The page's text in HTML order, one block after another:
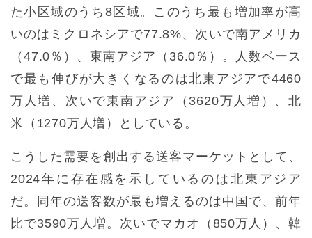
た小区域のうち8区域。このうち最も増加率が高
いのはミクロネシアで77.8%、次いで南アメリカ
（47.0％）、東南アジア（36.0％）。人数ベース
で最も伸びが大きくなるのは北東アジアで4460
万人増、次いで東南アジア（3620万人増）、北
米（1270万人増）としている。
こうした需要を創出する送客マーケットとして、
2024年に存在感を示しているのは北東アジア
だ。同年の送客数が最も増えるのは中国で、前年
比で3590万人増。次いでマカオ（850万人）、韓